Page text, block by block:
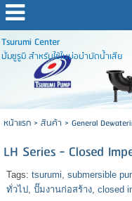
Tsurumi Center
ปั๊มซูรูมิ สำหรับใช้ในบ่อบำบัดน้ำเสีย
หน้าแรก> สินค้า > General
LH Series - Closed
Tags: tsurumi, submersible
ทั่วไป, ปั๊มงานก่อสร้าง, closed